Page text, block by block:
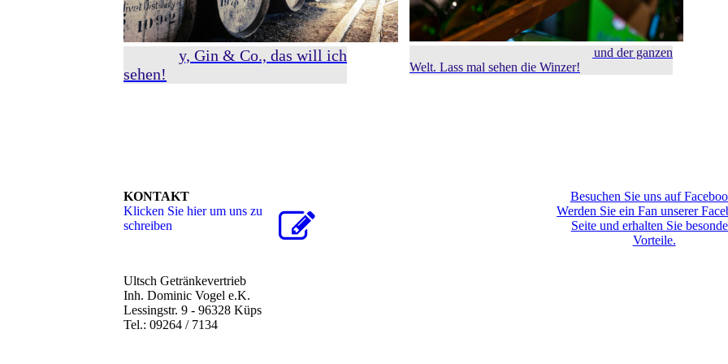
Whisky, Gin & Co., das will ich
sehen!
Weine aus Franken, Deutschland und der ganzen
Welt. Lass mal sehen die Winzer!
KONTAKT
Klicken Sie hier um uns zu
schreiben
Ultsch Getränkevertrieb
Inh. Dominic Vogel e.K.
Lessingstr. 9 - 96328 Küps
Tel.: 09264 / 7134
Besuchen Sie uns auf
Werden Sie ein Fan unserer
Seite und erhalten Sie
Vorteile.